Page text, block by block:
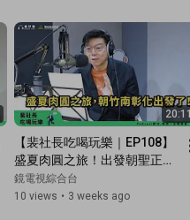
20:11
【裴社長吃喝玩樂｜EP108】
盛夏肉圓之旅！出發朝聖正港
彰化肉圓、竹南紅糟肉圓～｜
#鏡新聞｜#鏡電視綜合台
鏡電視綜合台
10 views • 3 weeks ago